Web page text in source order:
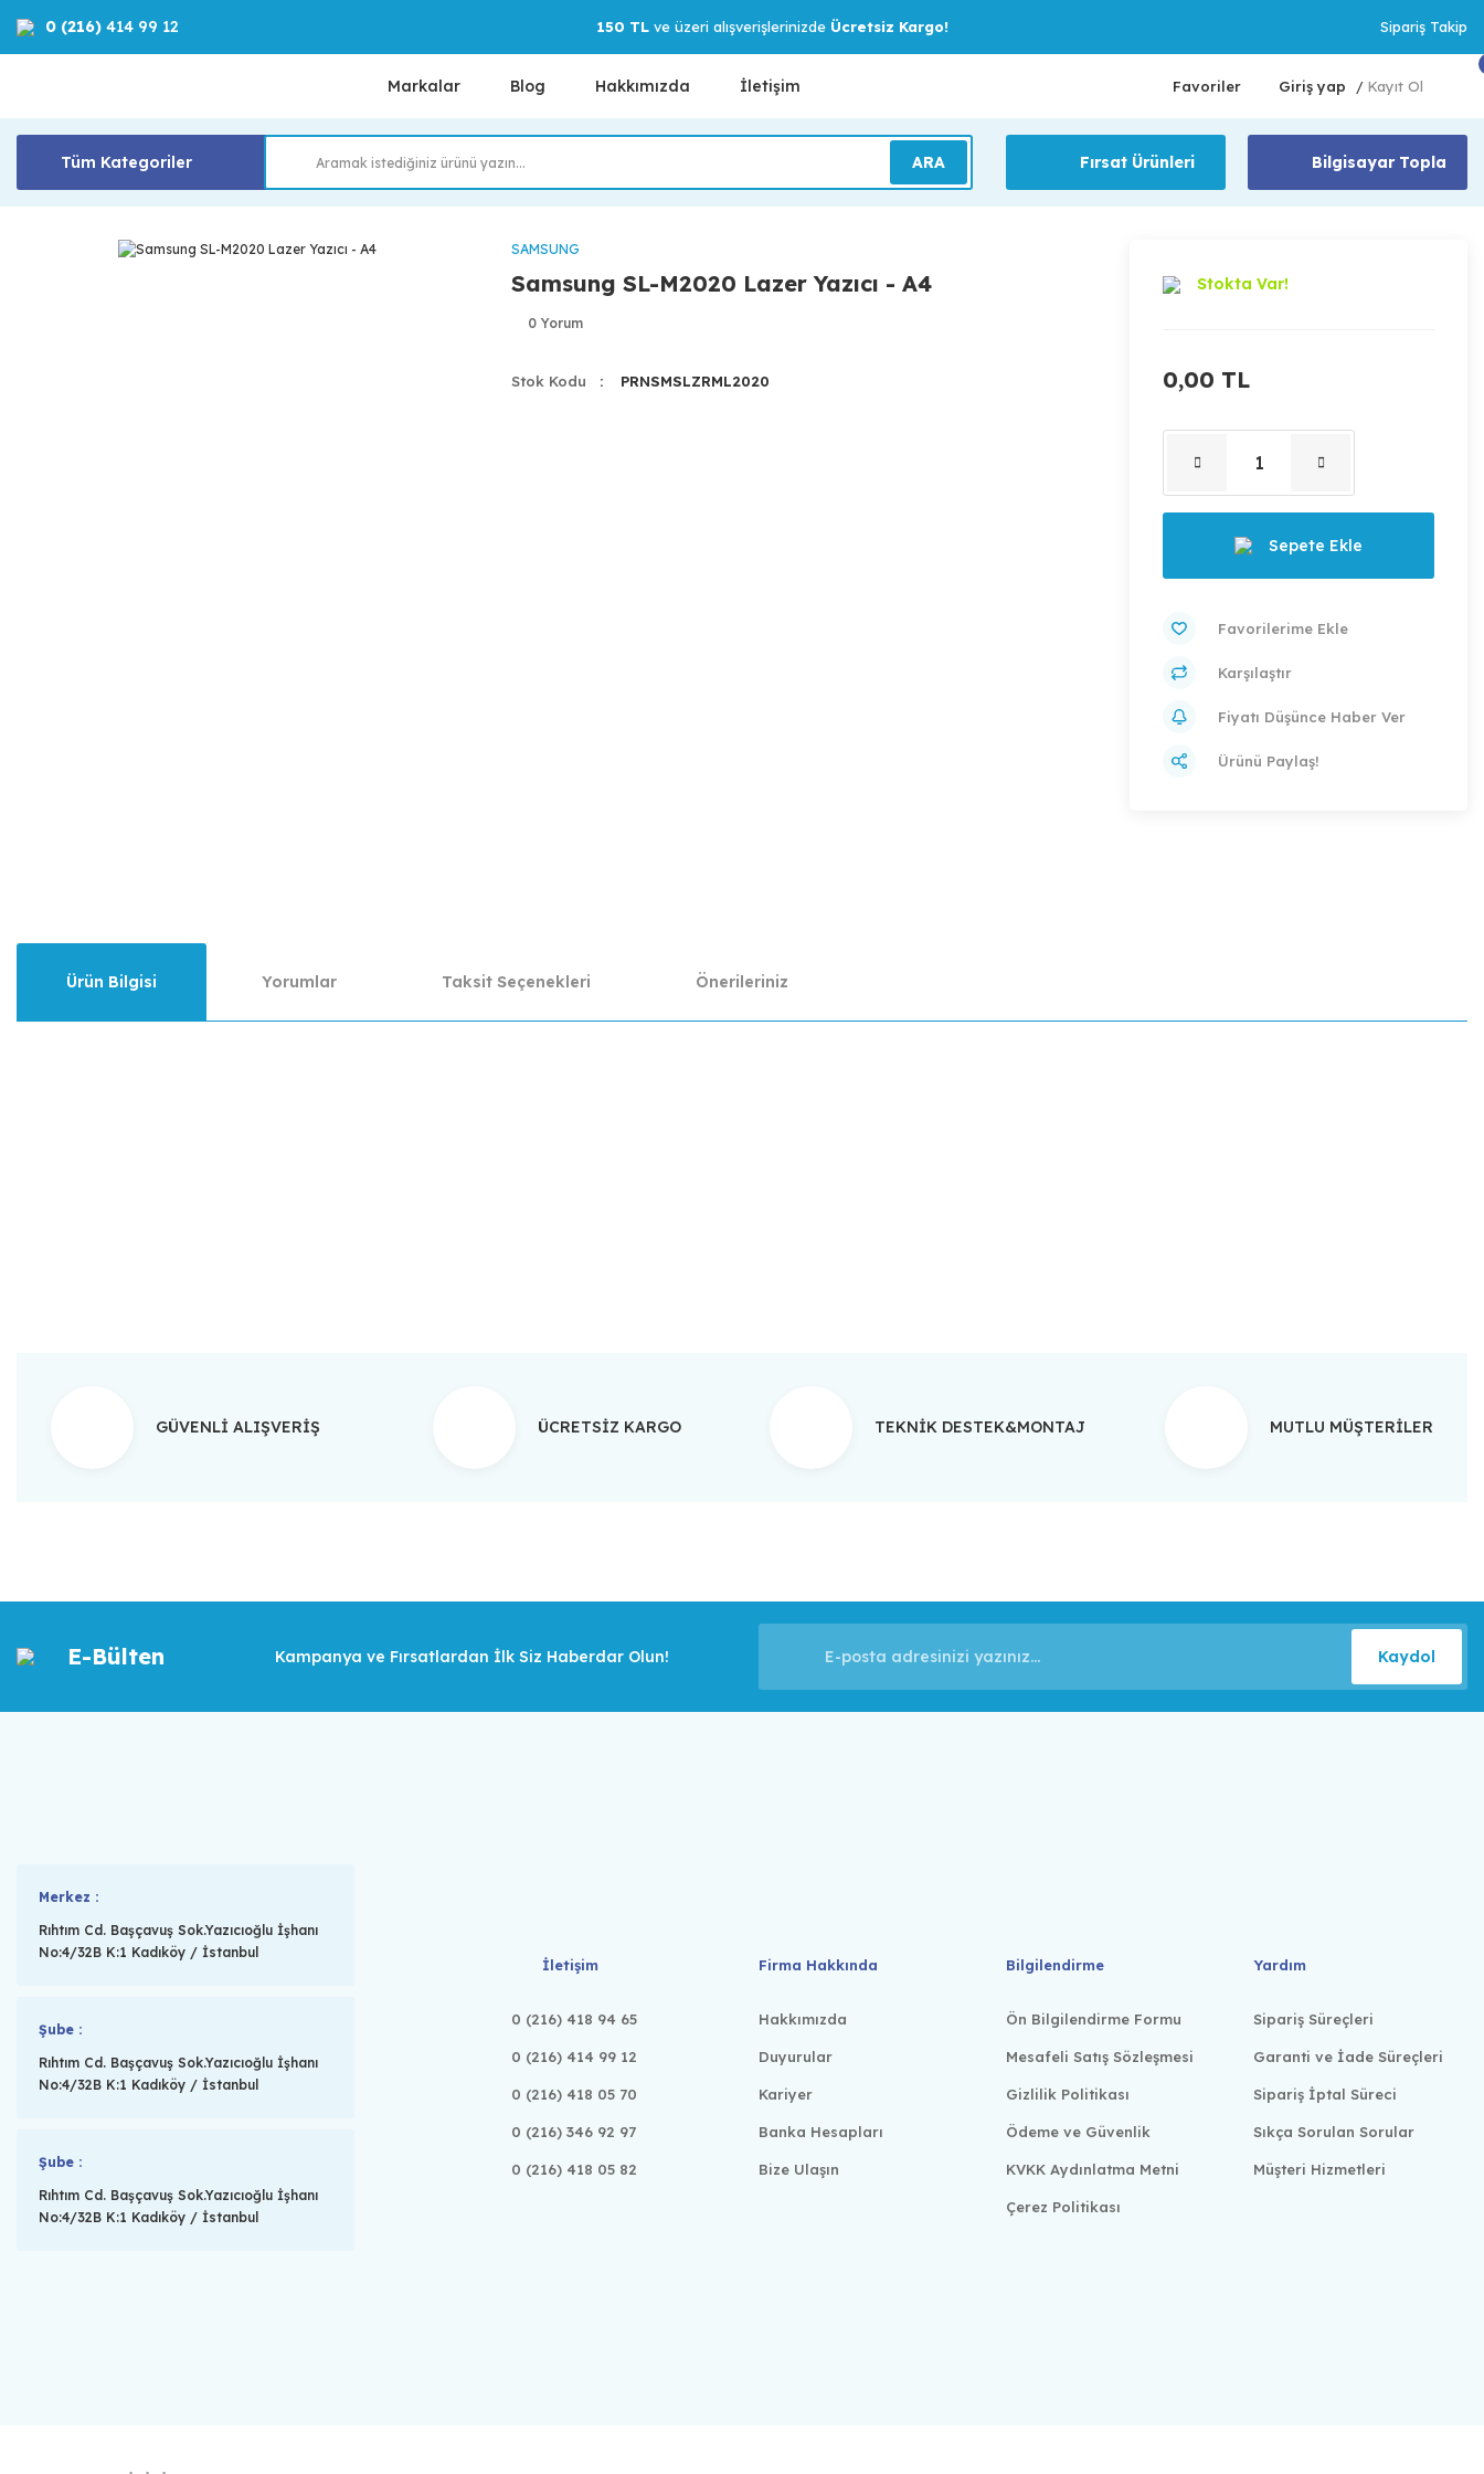
0 (216) 414 99 12 150 TLve üzeri alışverişlerinizde Ücretsiz Kargo! Sipariş Takip
Markalar Blog Hakkımızda İletişim Favoriler Giriş yap / Kayıt Ol
Tüm Kategoriler ARA Fırsat Ürünleri Bilgisayar Topla
SAMSUNG
Samsung SL-M2020 Lazer Yazıcı - A4
0 Yorum
Stok Kodu PRNSMSLZRML2020
Stokta Var!
0,00 TL
Sepete Ekle
Karşılaştır
Fiyatı Düşünce Haber Ver
Ürünü Paylaş!
Ürün Bilgisi Yorumlar Taksit Seçenekleri Önerileriniz
GÜVENLİ ALIŞVERİŞ ÜCRETSİZ KARGO TEKNİK DESTEK&MONTAJ MUTLU MÜŞTERİLER
E-Bülten Kampanya ve Fırsatlardan İlk Siz Haberdar Olun! Kaydol
Merkez :
Rıhtım Cd. Başçavuş Sok.Yazıcıoğlu İşhanı
No:4/32B K:1 Kadıköy / İstanbul
Şube :
Rıhtım Cd. Başçavuş Sok.Yazıcıoğlu İşhanı
No:4/32B K:1 Kadıköy / İstanbul
Şube :
Rıhtım Cd. Başçavuş Sok.Yazıcıoğlu İşhanı
No:4/32B K:1 Kadıköy / İstanbul
İletişim
0 (216) 418 94 65
0 (216) 414 99 12
0 (216) 418 05 70
0 (216) 346 92 97
0 (216) 418 05 82
Firma Hakkında
Hakkımızda
Duyurular
Kariyer
Banka Hesapları
Bize Ulaşın
Bilgilendirme
Ön Bilgilendirme Formu
Mesafeli Satış Sözleşmesi
Gizlilik Politikası
Ödeme ve Güvenlik
KVKK Aydınlatma Metni
Çerez Politikası
Yardım
Sipariş Süreçleri
Garanti ve İade Süreçleri
Sipariş İptal Süreci
Sıkça Sorulan Sorular
Müşteri Hizmetleri